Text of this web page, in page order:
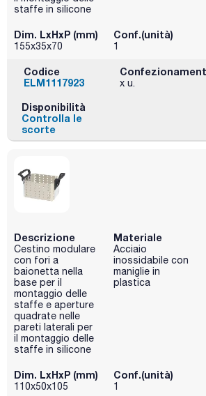
staffe in silicone
Dim. LxHxP (mm)
155x35x70
Conf.(unità)
1
Codice
ELM1117923
x u.
Disponibilità
Controlla le
scorte
Descrizione
Cestino modulare
con fori a
baionetta nella
base per il
montaggio delle
staffe e aperture
quadrate nelle
pareti laterali per
il montaggio delle
staffe in silicone
Materiale
Acciaio
inossidabile con
maniglie in
plastica
Dim. LxHxP (mm)
110x50x105
Conf.(unità)
1